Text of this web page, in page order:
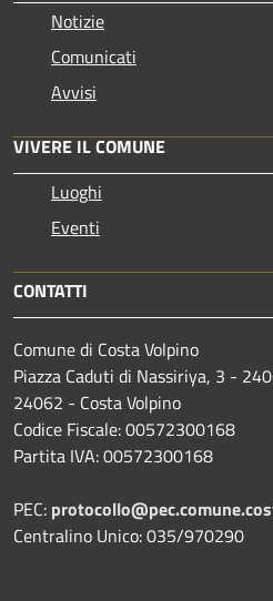
Notizie
Comunicati
Avvisi
VIVERE IL COMUNE
Luoghi
Eventi
CONTATTI
Comune di Costa Volpino
Piazza Caduti di Nassiriya, 3 -
24062 - Costa Volpino
Codice Fiscale: 00572300168
Partita IVA: 00572300168
PEC:
Centralino Unico: 035/970290